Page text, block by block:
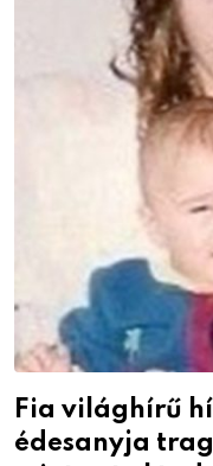
Fia világhírű
édesanyja